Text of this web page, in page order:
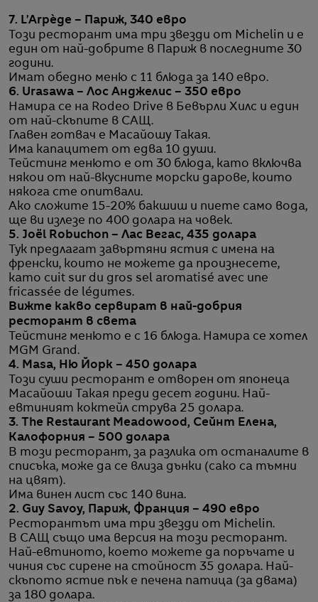
7. L’Arpège – Париж, 340 евро
Този ресторант има три звезди от Michelin и е
един от най-добрите в Париж в последните 30
години.
Имат обедно меню с 11 блюда за 140 евро.
6. Urasawa – Лос Анджелис – 350 евро
Намира се на Rodeo Drive в Бевърли Хилс и един
от най-скъпите в САЩ.
Главен готвач е Масайошу Такая.
Има капацитет от едва 10 души.
Тейстинг менюто е от 30 блюда, като включва
някои от най-вкусните морски дарове, които
някога сте опитвали.
Ако сложите 15-20% бакшиш и пиете само вода,
ще ви излезе по 400 долара на човек.
5. Joël Robuchon – Лас Вегас, 435 долара
Тук предлагат завъртяни ястия с имена на
френски, които не можете да произнесете,
като cuit sur du gros sel aromatisé avec une
fricassée de légumes.
Вижте какво сервират в най-добрия
ресторант в света
Тейстинг менюто е с 16 блюда. Намира се хотел
MGM Grand.
4. Masa, Ню Йорк – 450 долара
Този суши ресторант е отворен от японеца
Масайоши Такая преди десет години. Най-
евтиният коктейл струва 25 долара.
3. The Restaurant Meadowood, Сейнт Елена,
Калофорния – 500 долара
В този ресторант, за разлика от останалите в
списъка, може да се влиза дънки (сако са тъмни
на цвят).
Има винен лист със 140 вина.
2. Guy Savoy, Париж, Франция – 490 евро
Ресторантът има три звезди от Michelin.
В САЩ също има версия на този ресторант.
Най-евтиното, което можете да поръчате и
чиния със сирене на стойност 35 долара. Най-
скъпото ястие пък е печена патица (за двама)
за 180 долара.